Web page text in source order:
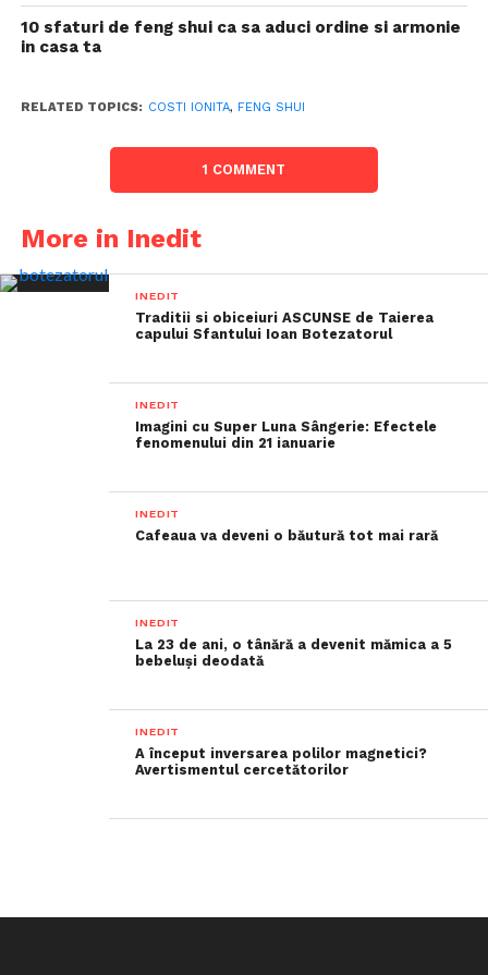
10 sfaturi de feng shui ca sa aduci ordine si armonie
in casa ta
RELATED TOPICS: COSTI IONITA, FENG SHUI
1 COMMENT
More in Inedit
INEDIT
Traditii si obiceiuri ASCUNSE de Taierea
capului Sfantului Ioan Botezatorul
INEDIT
Imagini cu Super Luna Sângerie: Efectele
fenomenului din 21 ianuarie
INEDIT
Cafeaua va deveni o băutură tot mai rară
INEDIT
La 23 de ani, o tânără a devenit mămica a 5
bebeluși deodată
INEDIT
A început inversarea polilor magnetici?
Avertismentul cercetătorilor